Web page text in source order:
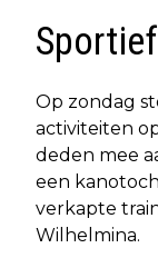
Op zondag
activiteiten
deden mee
een
verkapte
Wilhelmina.